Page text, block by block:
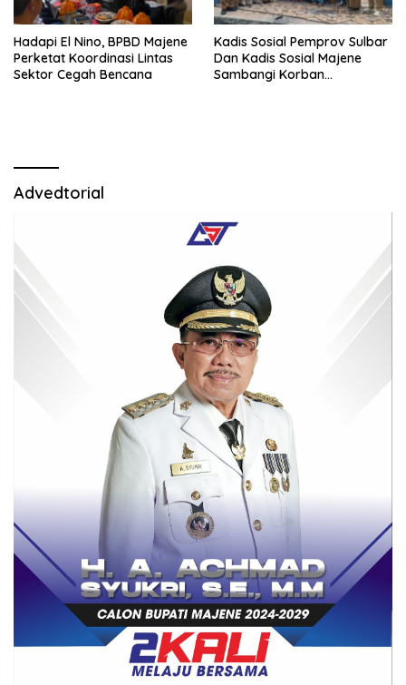
Hadapi El Nino, BPBD Majene
Perketat Koordinasi Lintas
Sektor Cegah Bencana
Kadis Sosial Pemprov Sulbar
Dan Kadis Sosial Majene
Sambangi Korban
Advedtorial